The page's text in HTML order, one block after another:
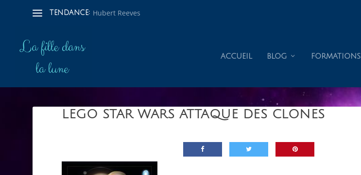
TENDANCE: Hubert Reeves
ACCUEIL BLOG FORMATIONS
LEGO STAR WARS ATTAQUE DES CLONES